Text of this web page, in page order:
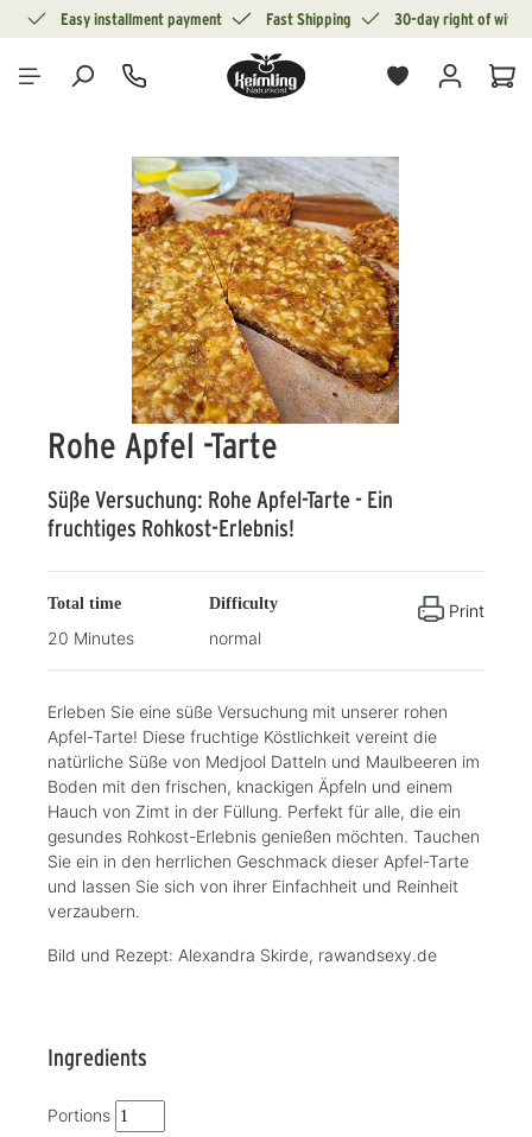
contentEasy installment payment Fast Shipping 30-day right of
Skip image gallery
Rohe Apfel -Tarte
Süße Versuchung: Rohe Apfel-Tarte - Ein
fruchtiges Rohkost-Erlebnis!
Total time
20 Minutes
Difficulty
normal
Print
Erleben Sie eine süße Versuchung mit unserer rohen
Apfel-Tarte! Diese fruchtige Köstlichkeit vereint die
natürliche Süße von Medjool Datteln und Maulbeeren im
Boden mit den frischen, knackigen Äpfeln und einem
Hauch von Zimt in der Füllung. Perfekt für alle, die ein
gesundes Rohkost-Erlebnis genießen möchten. Tauchen
Sie ein in den herrlichen Geschmack dieser Apfel-Tarte
und lassen Sie sich von ihrer Einfachheit und Reinheit
verzaubern.
Bild und Rezept: Alexandra Skirde, rawandsexy.de
Ingredients
Portions